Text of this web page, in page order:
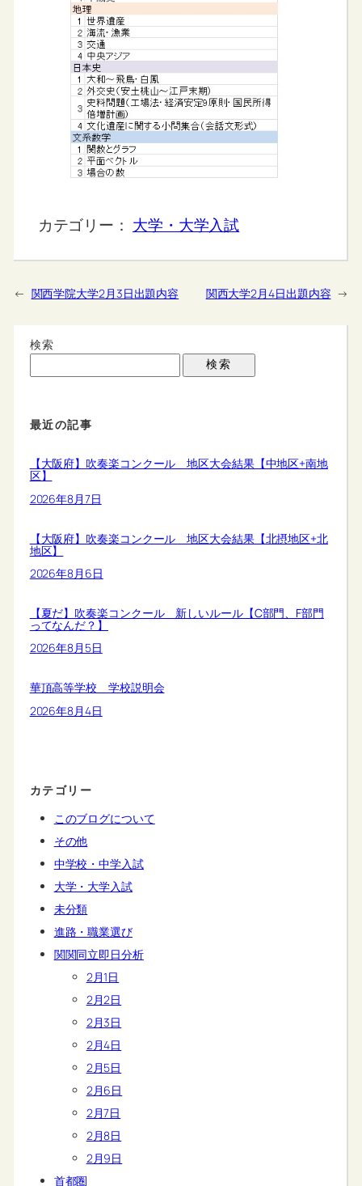
カテゴリー： 大学・大学入試
← 関西学院大学2月3日出題内容 関西大学2月4日出題内容 →
検索
検索
最近の記事
【大阪府】吹奏楽コンクール 地区大会結果【中地区+南地
区】
2026年8月7日
【大阪府】吹奏楽コンクール 地区大会結果【北摂地区+北
地区】
2026年8月6日
【夏だ】吹奏楽コンクール 新しいルール【C部門、F部門
ってなんだ？】
2026年8月5日
華頂高等学校 学校説明会
2026年8月4日
カテゴリー
このブログについて
その他
中学校・中学入試
大学・大学入試
未分類
進路・職業選び
関関同立即日分析
2月1日
2月2日
2月3日
2月4日
2月5日
2月6日
2月7日
2月8日
2月9日
首都圏